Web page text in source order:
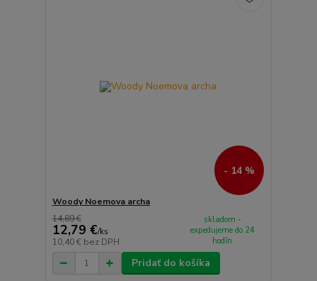
- 14 %
Woody Noemova archa
14,89 €
12,79 €/ks
10,40 € bez DPH
skladom -
expedujeme do 24
hodín
Pridať do košíka